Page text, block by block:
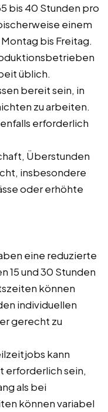
bis 40 Stunden pro
einem
bis Freitag.
üblich.
bereit sein, in
zu arbeiten.
erforderlich
Überstunden
insbesondere
oder erhöhte
eine reduzierte
15 und 30 Stunden
können
individuellen
gerecht zu
kann
erforderlich sein,
als bei
können variabel